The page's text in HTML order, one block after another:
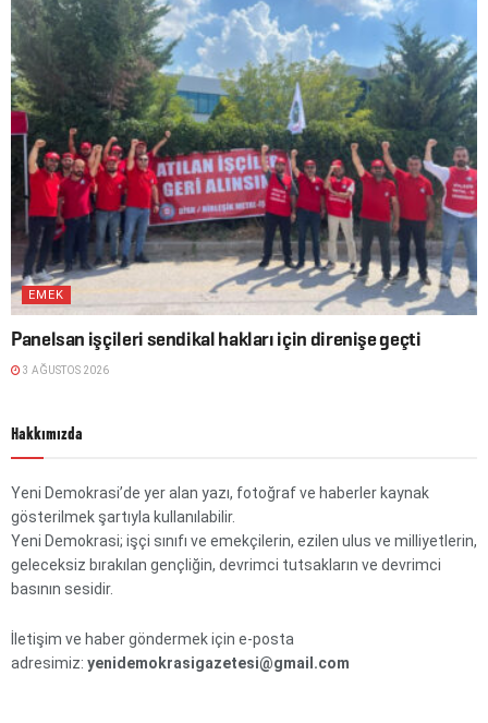
EMEK
Panelsan işçileri sendikal hakları için direnişe geçti
3 AĞUSTOS 2026
Hakkımızda
Yeni Demokrasi’de yer alan yazı, fotoğraf ve haberler kaynak
gösterilmek şartıyla kullanılabilir.
Yeni Demokrasi; işçi sınıfı ve emekçilerin, ezilen ulus ve milliyetlerin,
geleceksiz bırakılan gençliğin, devrimci tutsakların ve devrimci
basının sesidir.
İletişim ve haber göndermek için e-posta
adresimiz: yenidemokrasigazetesi@gmail.com